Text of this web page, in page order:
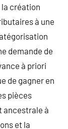
la création
à une
demande de
à priori
de gagner en
pièces
ancestrale à
et la